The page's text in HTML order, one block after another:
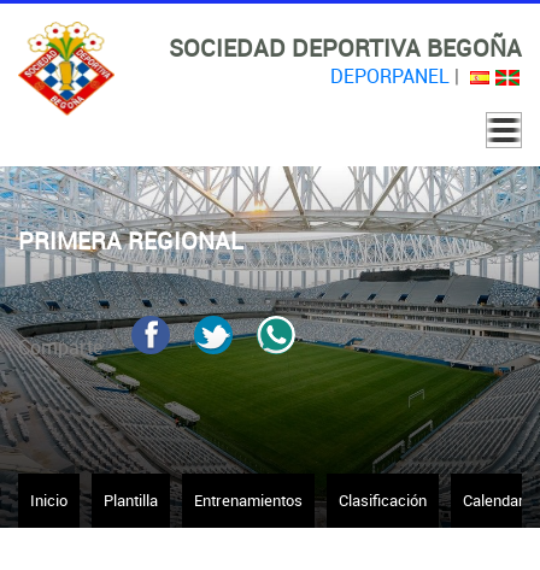
SOCIEDAD DEPORTIVA BEGOÑA
DEPORPANEL |
PRIMERA REGIONAL
Comparte
Inicio Plantilla Entrenamientos Clasificación Calendario